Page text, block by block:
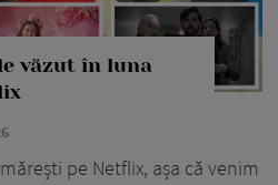
văzut în luna
pe Netflix, așa că venim